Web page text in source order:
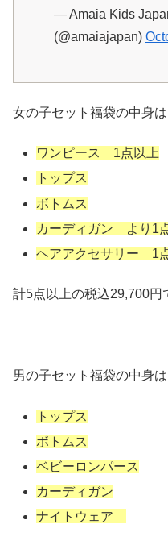
— Amaia Kids
(@amaiajapan)
女の子セット福袋の中身は
ワンピース 1点以上
トップス
ボトムス
カーディガン より1
ヘアアクセサリー 1
計5点以上の税込29,700円
男の子セット福袋の中身は
トップス
ボトムス
ベビーロンパース
カーディガン
ナイトウェア